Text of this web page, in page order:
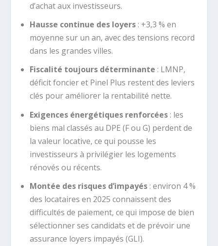
d’achat aux investisseurs.
Hausse continue des loyers: +3,3 % en
moyenne sur un an, avec des tensions record
dans les grandes villes.
Fiscalité toujours déterminante : LMNP,
déficit foncier et Pinel Plus restent des leviers
clés pour améliorer la rentabilité nette.
Exigences énergétiques renforcées: les
biens mal classés au DPE (F ou G) perdent de
la valeur locative, ce qui pousse les
investisseurs à privilégier les logements
rénovés ou récents.
Montée des risques d’impayés: environ 4 %
des locataires en 2025 connaissent des
difficultés de paiement, ce qui impose de bien
sélectionner ses candidats et de prévoir une
assurance loyers impayés (GLI).